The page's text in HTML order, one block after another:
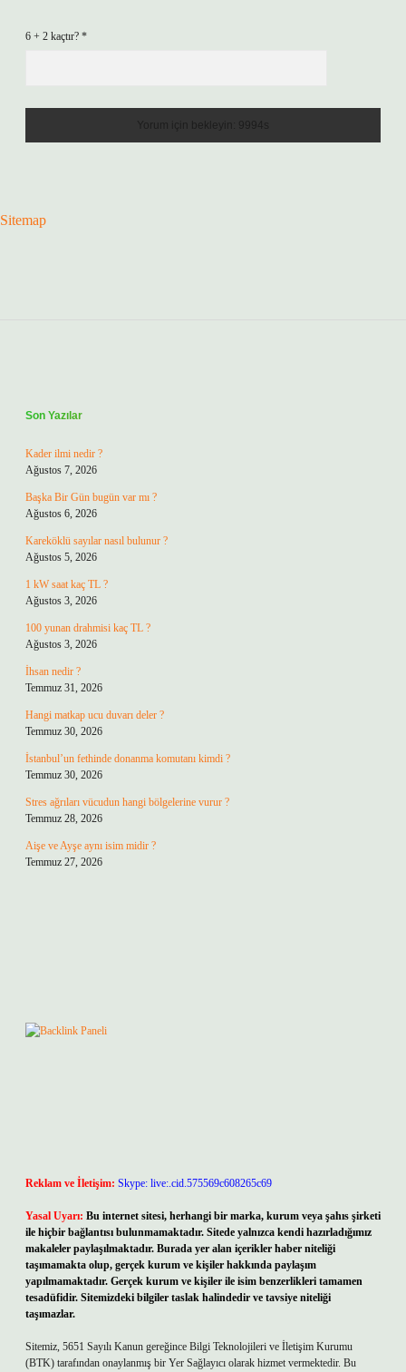
6 + 2 kaçtır? *
Sitemap
Son Yazılar
Kader ilmi nedir ?
Ağustos 7, 2026
Başka Bir Gün bugün var mı ?
Ağustos 6, 2026
Kareköklü sayılar nasıl bulunur ?
Ağustos 5, 2026
1 kW saat kaç TL ?
Ağustos 3, 2026
100 yunan drahmisi kaç TL ?
Ağustos 3, 2026
İhsan nedir ?
Temmuz 31, 2026
Hangi matkap ucu duvarı deler ?
Temmuz 30, 2026
İstanbul’un fethinde donanma komutanı kimdi ?
Temmuz 30, 2026
Stres ağrıları vücudun hangi bölgelerine vurur ?
Temmuz 28, 2026
Aişe ve Ayşe aynı isim midir ?
Temmuz 27, 2026
Reklam ve İletişim: Skype: live:.cid.575569c608265c69
Yasal Uyarı: Bu internet sitesi, herhangi bir marka, kurum veya şahıs şirketi
ile hiçbir bağlantısı bulunmamaktadır. Sitede yalnızca kendi hazırladığımız
makaleler paylaşılmaktadır. Burada yer alan içerikler haber niteliği
taşımamakta olup, gerçek kurum ve kişiler hakkında paylaşım
yapılmamaktadır. Gerçek kurum ve kişiler ile isim benzerlikleri tamamen
tesadüfidir. Sitemizdeki bilgiler taslak halindedir ve tavsiye niteliği
taşımazlar.
Sitemiz, 5651 Sayılı Kanun gereğince Bilgi Teknolojileri ve İletişim Kurumu
(BTK) tarafından onaylanmış bir Yer Sağlayıcı olarak hizmet vermektedir. Bu